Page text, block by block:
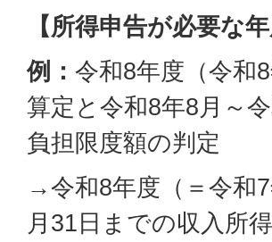
【所得申告が必要な年
例： 令和8年度（令和
算定と令和8年8月～
負担限度額の判定
→令和8年度（＝令和
月31日までの収入所